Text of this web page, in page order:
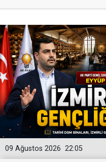
22:05
09 Ağustos 2026